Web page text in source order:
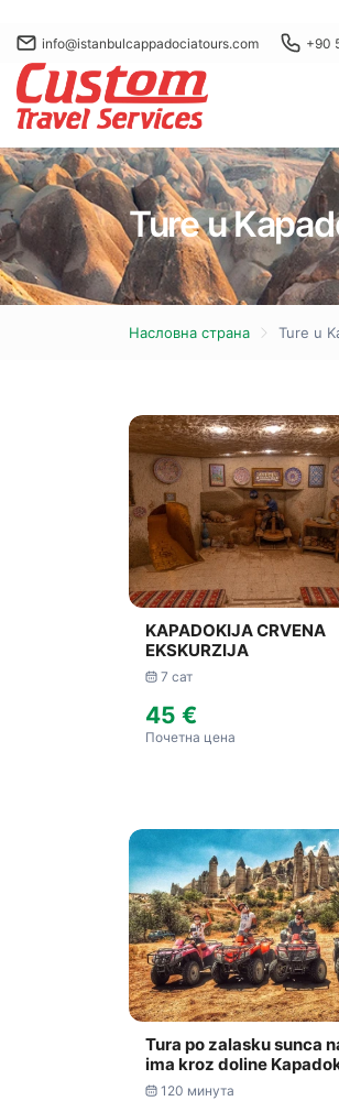
info@istanbulcappadociatours.com +90
Ture u
Насловна страна Ture u
KAPADOKIJA CRVENA
EKSKURZIJA
7 сат
45 €
Почетна цена
Tura po zalasku sunca
ima kroz doline
120 минута